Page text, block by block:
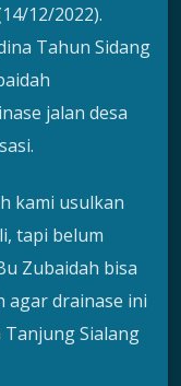
12/2022).
Tahun Sidang
jalan desa
kami usulkan
tapi belum
Zubaidah bisa
agar drainase ini
Tanjung Sialang